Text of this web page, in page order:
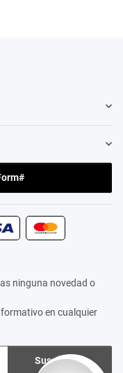
ninguna novedad o
en cualquier
Suscribirse